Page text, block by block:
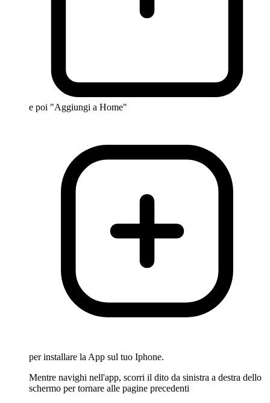
e poi "Aggiungi a Home"
per installare la App sul tuo Iphone.
Mentre navighi nell'app, scorri il dito da sinistra a destra dello
schermo per tornare alle pagine precedenti